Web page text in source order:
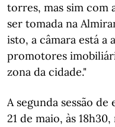
torres, mas sim com
ser tomada na
isto, a câmara está a
promotores
zona da cidade."
A segunda sessão
21 de maio, às